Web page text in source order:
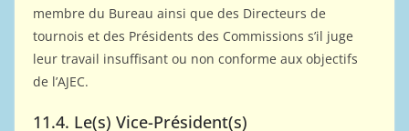
membre du Bureau ainsi que des Directeurs de
tournois et des Présidents des Commissions s’il juge
leur travail insuffisant ou non conforme aux objectifs
de l’AJEC.
11.4. Le(s) Vice-Président(s)